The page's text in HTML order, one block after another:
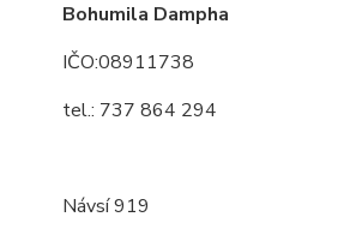
Bohumila Dampha
IČO:08911738
tel.: 737 864 294
Návsí 919